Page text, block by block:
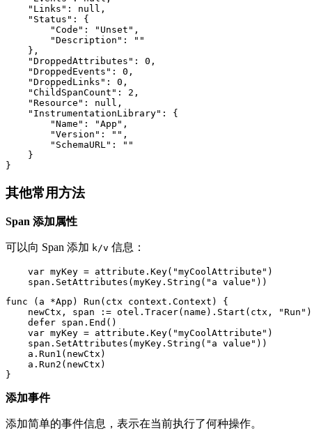
    "Links": null,
    "Status": {
        "Code": "Unset",
        "Description": ""
    },
    "DroppedAttributes": 0,
    "DroppedEvents": 0,
    "DroppedLinks": 0,
    "ChildSpanCount": 2,
    "Resource": null,
    "InstrumentationLibrary": {
        "Name": "App",
        "Version": "",
        "SchemaURL": ""
    }
其他常用方法
Span 添加属性
可以向 Span 添加 k/v 信息：
    var myKey = attribute.Key("myCoolAttribute")
    span.SetAttributes(myKey.String("a value"))
func (a *App) Run(ctx context.Context) {
    newCtx, span := otel.Tracer(name).Start(ctx, "Run")
    defer span.End()
    var myKey = attribute.Key("myCoolAttribute")
    span.SetAttributes(myKey.String("a value"))
    a.Run1(newCtx)
    a.Run2(newCtx)
}
添加事件
添加简单的事件信息，表示在当前执行了何种操作。